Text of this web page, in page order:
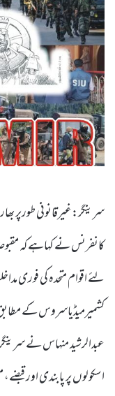
سرینگر:غیرقانونی طورپر
کانفرنس نے کہاہے کہ
لئے اقوام متحدہ کی فوری
کشمیرمیڈیاسروس کے
عبدالرشید منہاس نے
اسکولوں پر پابندی اور